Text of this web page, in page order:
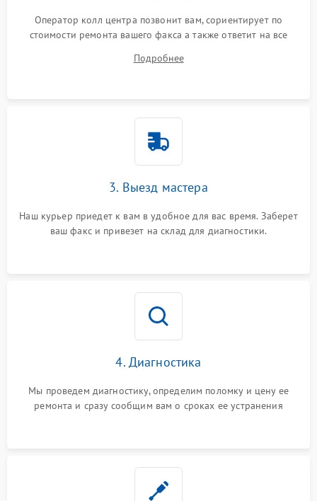
Оператор колл центра позвонит вам, сориентирует по
стоимости ремонта вашего факса а также ответит на все
Подробнее
3. Выезд мастера
Наш курьер приедет к вам в удобное для вас время. Заберет
ваш факс и привезет на склад для диагностики.
4. Диагностика
Мы проведем диагностику, определим поломку и цену ее
ремонта и сразу сообщим вам о сроках ее устранения